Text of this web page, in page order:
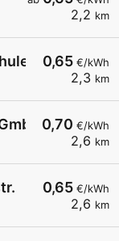
2,2 km
0,65 €/kWh
2,3 km
0,70 €/kWh
2,6 km
0,65 €/kWh
2,6 km